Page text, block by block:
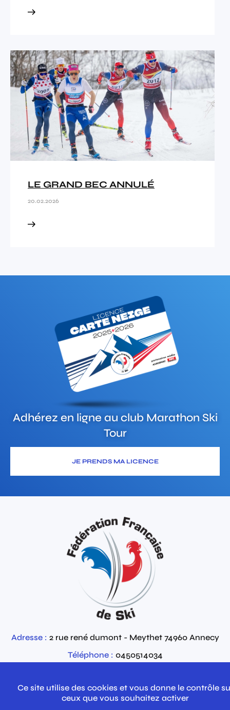
LE GRAND BEC ANNULÉ
20.02.2026
Adhérez en ligne au club Marathon Ski
Tour
JE PRENDS MA LICENCE
Adresse : 2 rue rené dumont - Meythet 74960 Annecy
Téléphone : 0450514034
Ce site utilise des cookies et vous donne le contrôle
ceux que vous souhaitez activer